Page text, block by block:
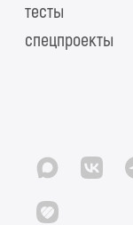
тесты
спецпроекты